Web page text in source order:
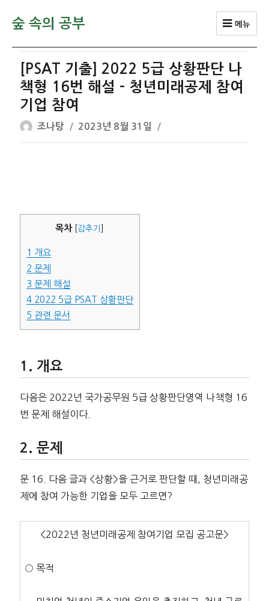
숲 속의 공부 메뉴
[PSAT 기출] 2022 5급 상황판단 나
책형 16번 해설 – 청년미래공제 참여
기업 참여
글
쓴
조나탕
작
성
2023년 8월 31일
목차 감추기
1 개요
2 문제
3 문제 해설
42022 5급 PSAT 상황판단
5 관련 문서
개요
다음은 2022년 국가공무원 5급 상황판단영역 나책형 16
번 문제 해설이다.
문제
문 16. 다음 글과 <상황>을 근거로 판단할 때, 청년미래공
제에 참여 가능한 기업을 모두 고르면?
<2022년 청년미래공제 참여기업 모집 공고문>
○ 목적